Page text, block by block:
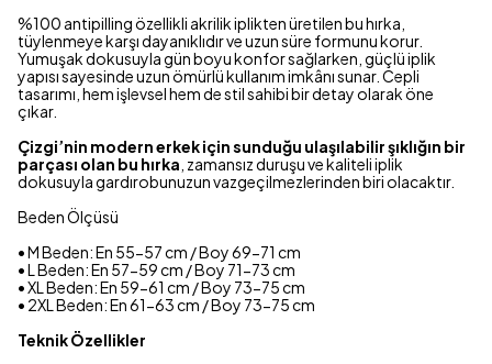
%100 antipilling özellikli akrilik iplikten üretilen bu hırka,
tüylenmeye karşı dayanıklıdır ve uzun süre formunu korur.
Yumuşak dokusuyla gün boyu konfor sağlarken, güçlü iplik
yapısı sayesinde uzun ömürlü kullanım imkânı sunar. Cepli
tasarımı, hem işlevsel hem de stil sahibi bir detay olarak öne
çıkar.
Çizgi’nin modern erkek için sunduğu ulaşılabilir şıklığın bir
parçası olan bu hırka , zamansız duruşu ve kaliteli iplik
dokusuyla gardırobunuzun vazgeçilmezlerinden biri olacaktır.
Beden Ölçüsü
• M Beden: En 55-57 cm / Boy 69-71 cm
• L Beden: En 57-59 cm / Boy 71-73 cm
• XL Beden: En 59-61 cm / Boy 73-75 cm
• 2XL Beden: En 61-63 cm / Boy 73-75 cm
Teknik Özellikler